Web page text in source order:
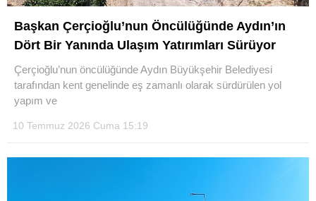
Başkan Çerçioğlu’nun Öncülüğünde Aydın’ın
Dört Bir Yanında Ulaşım Yatırımları Sürüyor
Çerçioğlu’nun öncülüğünde Aydın Büyükşehir Belediyesi
tarafından kent genelinde eş zamanlı olarak sürdürülen yol
yapım ve
10 Temmuz 2026 Cuma 15:19